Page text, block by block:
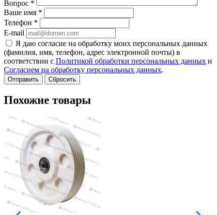
Вопрос *
Ваше имя *
Телефон *
E-mail
Я даю согласие на обработку моих персональных данных
(фамилия, имя, телефон, адрес электронной почты) в
соответствии с Политикой обработки персональных данных и
Согласием на обработку персональных данных.
Сбросить
Похожие товары